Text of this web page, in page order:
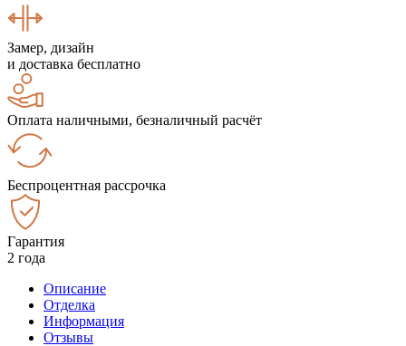
Замер, дизайн
и доставка бесплатно
Оплата наличными, безналичный расчёт
Беспроцентная рассрочка
Гарантия
2 года
Описание
Отделка
Информация
Отзывы